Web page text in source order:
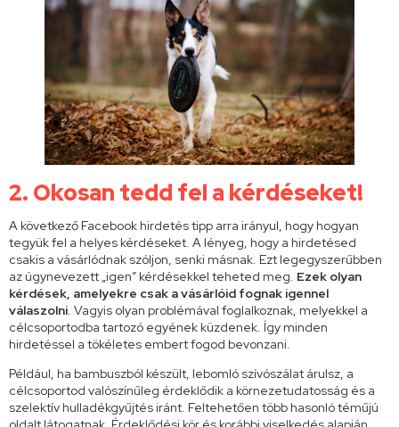
2. Okosan tedd fel a kérdéseket!
A következő Facebook hirdetés tipp arra irányul, hogy hogyan
tegyük fel a helyes kérdéseket. A lényeg, hogy a hirdetésed
csakis a vásárlódnak szóljon, senki másnak. Ezt legegyszerűbben
az úgynevezett „igen” kérdésekkel teheted meg. Ezek olyan
kérdések, amelyekre csak a vásárlóid fognak igennel
válaszolni. Vagyis olyan problémával foglalkoznak, melyekkel a
célcsoportodba tartozó egyének küzdenek. Így minden
hirdetéssel a tökéletes embert fogod bevonzani.
Például, ha bambuszból készült, lebomló szívószálat árulsz, a
célcsoportod valószínűleg érdeklődik a körnezetudatosság és a
szelektív hulladékgyűjtés iránt. Feltehetően több hasonló téműjú